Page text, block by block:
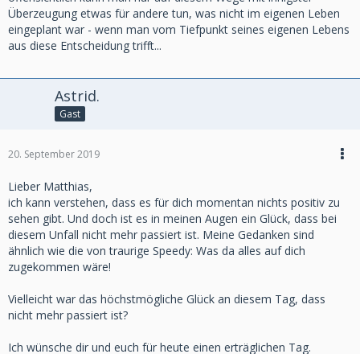
Überzeugung etwas für andere tun, was nicht im eigenen Leben
eingeplant war - wenn man vom Tiefpunkt seines eigenen Lebens
aus diese Entscheidung trifft...
Astrid.
Gast
20. September 2019
Lieber Matthias,
ich kann verstehen, dass es für dich momentan nichts positiv zu
sehen gibt. Und doch ist es in meinen Augen ein Glück, dass bei
diesem Unfall nicht mehr passiert ist. Meine Gedanken sind
ähnlich wie die von traurige Speedy: Was da alles auf dich
zugekommen wäre!
Vielleicht war das höchstmögliche Glück an diesem Tag, dass
nicht mehr passiert ist?
Ich wünsche dir und euch für heute einen erträglichen Tag.